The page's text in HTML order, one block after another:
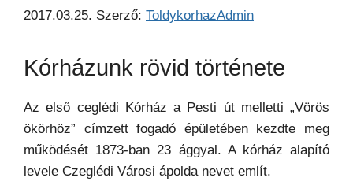
2017.03.25. Szerző: ToldykorhazAdmin
Kórházunk rövid története
Az első ceglédi Kórház a Pesti út melletti „Vörös
ökörhöz” címzett fogadó épületében kezdte meg
működését 1873-ban 23 ággyal. A kórház alapító
levele Czeglédi Városi ápolda nevet említ.